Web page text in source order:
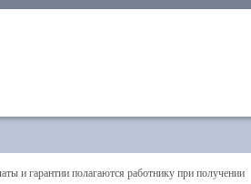
и гарантии полагаются работнику при получении